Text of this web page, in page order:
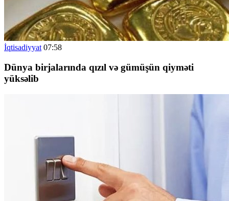
İqtisadiyyat 07:58
Dünya birjalarında qızıl və gümüşün qiyməti
yüksəlib